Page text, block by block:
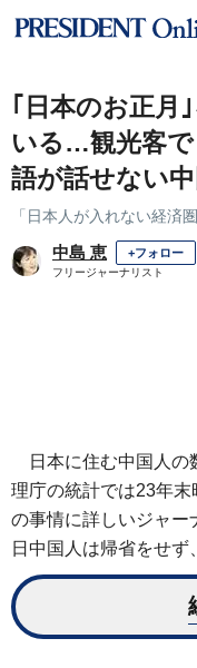
｢日本のお正月
いる…観光客で
語が話せない
「日本人が入れない経済
中島 恵 +フォロー
フリージャーナリスト
日本に住む中国人
理庁の統計では23年
の事情に詳しいジャー
日中国人は帰省をせ